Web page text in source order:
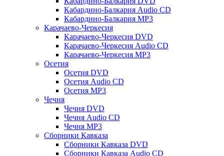
Кабардино-Балкария Audio CD
Кабардино-Балкария MP3
Карачаево-Черкесия
Карачаево-Черкесия DVD
Карачаево-Черкесия Audio CD
Карачаево-Черкесия MP3
Осетия
Осетия DVD
Осетия Audio CD
Осетия MP3
Чечня
Чечня DVD
Чечня Audio CD
Чечня MP3
Сборники Кавказа
Сборники Кавказа DVD
Сборники Кавказа Audio CD